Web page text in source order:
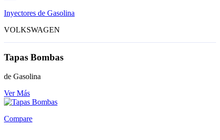
Inyectores de Gasolina
VOLKSWAGEN
Tapas Bombas
de Gasolina
Ver Más
Compare